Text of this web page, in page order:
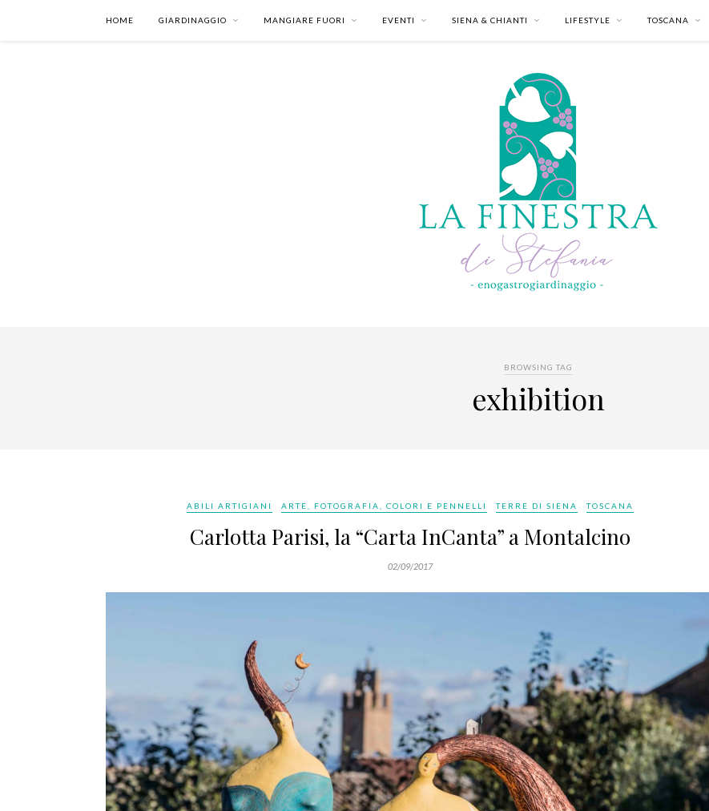
HOME GIARDINAGGIO MANGIARE FUORI EVENTI SIENA & CHIANTI LIFESTYLE TOSCANA
BROWSING TAG
exhibition
ABILI ARTIGIANI ARTE, FOTOGRAFIA, COLORI E PENNELLI TERRE DI SIENA TOSCANA
Carlotta Parisi, la “Carta InCanta” a Montalcino
02/09/2017